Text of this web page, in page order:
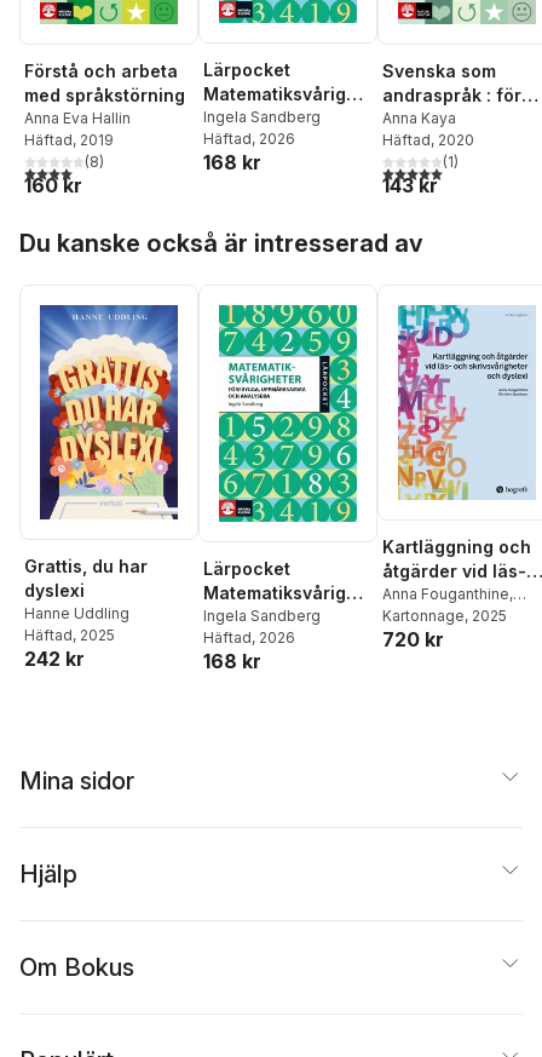
Förstå och arbeta
med språkstörning
Anna Eva Hallin
Häftad, 2019
4,0utav 5 stjärnor. Totalt antal röster:
(8)
160 kr
Lärpocket
Matematiksvårighe
ter : förebygga,
uppmärksamma
och analysera
Ingela Sandberg
Häftad, 2026
168 kr
Svenska som
andraspråk : för
vilka och hur kan
undervisningen
organiseras?
Anna Kaya
Häftad, 2020
5,0utav 5 stjärnor.
(1)
143 kr
Du kanske också är intresserad av
Grattis, du har
dyslexi
Hanne Uddling
Häftad, 2025
242 kr
Lärpocket
Matematiksvårighe
ter : förebygga,
uppmärksamma
och analysera
Ingela Sandberg
Häftad, 2026
168 kr
Kartläggning och
åtgärder vid läs-
och
skrivsvårigheter
och dyslexi
Anna Fouganthine,
Christer Jacobson
Kartonnage, 2025
720 kr
Mina sidor
Hjälp
Om Bokus